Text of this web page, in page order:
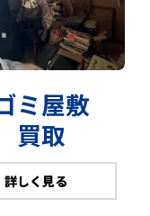
ミ屋敷
買取
詳しく見る